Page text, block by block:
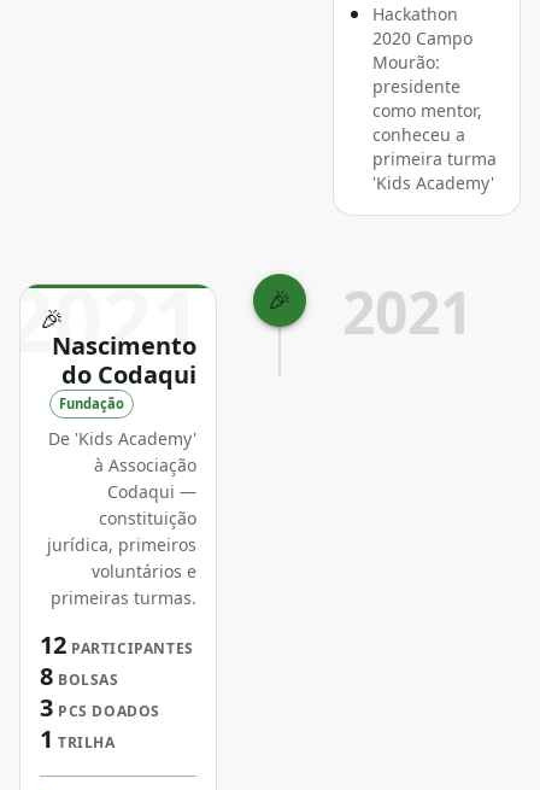
Hackathon
2020 Campo
Mourão:
presidente
como mentor,
conheceu a
primeira turma
'Kids Academy'
2021
🎉
Nascimento
do Codaqui
Fundação
De 'Kids Academy'
à Associação
Codaqui —
constituição
jurídica, primeiros
voluntários e
primeiras turmas.
12 PARTICIPANTES
8 BOLSAS
3 PCS DOADOS
1 TRILHA
🎉 2021